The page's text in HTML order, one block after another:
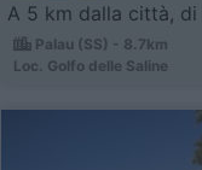
A 5 km dalla città,
Palau (SS) - 8.7km
Loc. Golfo delle Saline